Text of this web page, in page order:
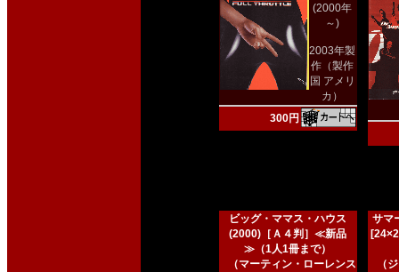
(2000年
～)
2003年製
作（製作
国 アメリ
カ）
300円
ビッグ・ママス・ハウス
(2000)［Ａ４判］≪新品
≫（1人1冊まで）
（マーティン・ローレンス
サマ
（